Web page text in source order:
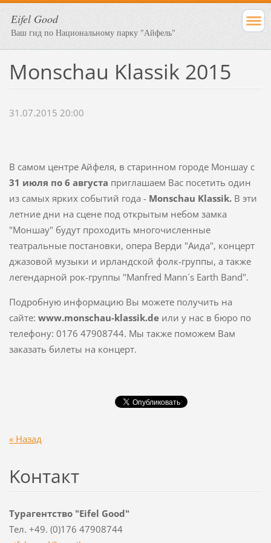
Еifel Good
Ваш гид по Национальному парку "Айфель"
Monschau Klassik 2015
31.07.2015 20:00
В самом центре Айфеля, в старинном городе Моншау с
31 июля по 6 августа приглашаем Вас посетить один
из самых ярких событий года - Monschau Klassik.В эти
летние дни на сцене под открытым небом замка
"Моншау" будут проходить многочисленные
театральные постановки, опера Верди "Аида", концерт
джазовой музыки и ирландской фолк-группы, а также
легендарной рок-группы "Manfred Mann´s Earth Band".
Подробную информацию Вы можете получить на
сайте: www.monschau-klassik.de или у нас в бюро по
телефону: 0176 47908744. Мы также поможем Вам
заказать билеты на концерт.
« Назад
Koнтакт
Турагентство "Еifel Good"
Тел. +49. (0)176 47908744